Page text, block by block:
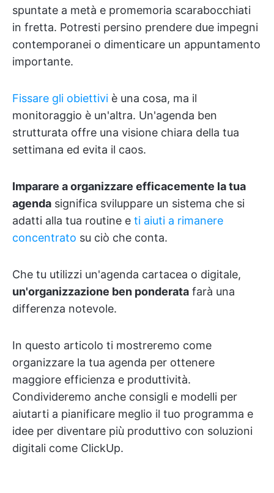
spuntate a metà e promemoria scarabocchiati
in fretta. Potresti persino prendere due impegni
contemporanei o dimenticare un appuntamento
importante.
Fissare gli obiettivi è una cosa, ma il
monitoraggio è un'altra. Un'agenda ben
strutturata offre una visione chiara della tua
settimana ed evita il caos.
Imparare a organizzare efficacemente la tua
agenda significa sviluppare un sistema che si
adatti alla tua routine e ti aiuti a rimanere
concentrato su ciò che conta.
Che tu utilizzi un'agenda cartacea o digitale,
un'organizzazione ben ponderata farà una
differenza notevole.
In questo articolo ti mostreremo come
organizzare la tua agenda per ottenere
maggiore efficienza e produttività.
Condivideremo anche consigli e modelli per
aiutarti a pianificare meglio il tuo programma e
idee per diventare più produttivo con soluzioni
digitali come ClickUp.